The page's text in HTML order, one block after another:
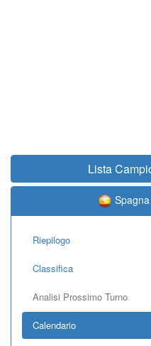
Lista
Riepilogo
Classifica
Analisi Prossimo Turno
Calendario